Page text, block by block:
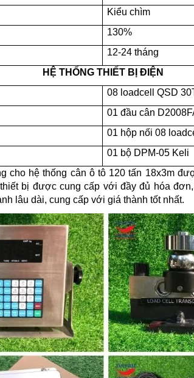
Kiểu chìm
130%
12-24 tháng
HỆ THỐNG THIẾT BỊ ĐIỆN
08 loadcell QSD
01 đầu cân
01 hộp nối 08
01 bộ DPM-05 Keli
cho hệ thống cân ô tô 120 tấn 18x3m
bị được cung cấp với đầy đủ hóa
lâu dài, cung cấp với giá thành tốt nhất.